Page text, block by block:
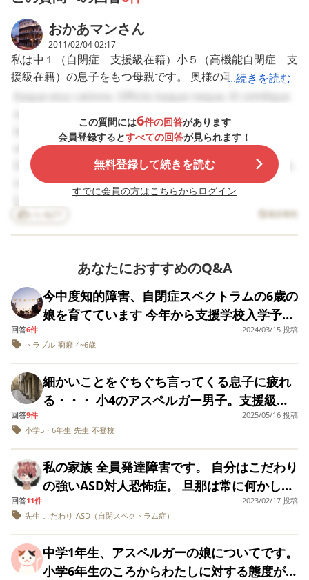
り、その他何もかも
にネガティブな話ば
かりです。まあ疲れ
ているんだろうと様
子を見ていますが、
ここ数年、自動車を
運転しているとき
タしていたら「あぶ
ぞ！」とか、歩いて
いるお年寄りを見る
と「歳よりなんか早
く死んだらいいん
だ、金の無駄なんだ
よ」とか、ちょっと
ほしくない、という
か、あなたって怖
い、おかしくないこ
増えてきました。子
供立が時々口調をま
ねるようになり、止
めてほしいのですが
そういう話になる
と、おれはどうせ役
になたないんだろ
う、とか死んだほう
がましだ、とか、俺
がこんなに忙しい思
いをしているのに、
非難ばかりされて俺
っていったいなんな
んだろう とか、話
し合いになりませ
ん。 忙しいのは確か
なので、帰ってきて
家が散らかっていた
り子供が騒いでいる
とイライラするのも
わかります。けど子
て 何もない休みの
日は自分の部屋でひ
とりずっとテレビを
見ている夫をみると
クと極度の緊張状態
が来たり…好きで行
辞めたいと言い出し
たり…本当に応援し
て支えきれなくなっ
てしまうのでは…と
私自身が不安になっ
てしまうほど 毎日泣
き言に体調不良を訴
えて来てました。そ
このひと月は泣き言
に励んでいます。落
に…苦笑いされ、
応してますよ…」と
言われた時に、手に
負えないというの
か、関わりたくない
ような雰囲気を感じ
ましたが、本人も頑
と話して電話を終え
ました。息子に、部
活の顧問と話をした
と電話で伝え、体調
待機と言われた事を
本人にも確認した
ら、うん、行かない
よ。と話してくれま
は二人いて、もう1人
お父さんもアスペル
ガーで、でも学校の
校長先生をしてい
た。だからやれば出
おかあマンさん
2011/02/04 02:17
私は中１（自閉症 支援級在籍）小５（高機能自閉症 支
援級在籍）の息子をもつ母親です。 奥様の事が、ご心配
なのですね。 書き込まれた内容と、私の経験から申し上
げます。 奥様は"うつ病”ではないでしょうか？ （専門家
ではありませんが、私自身も経験者です） Turbo-gogoさ
んは、父親として一生懸命頑張ってこられたと思います。
運動会や発表会に参加されておられる。 娘さん達の”親”と
して代わりはないのですが、”父親”と”母親”では（当たり
前ですが）接する時間、視点、”親”としての経験が異なり
ます。 奥様は今まで、きっと辛い思いを抱えながらも、
頑張ってこられたのだと思います。家族の前では明るくし
自身が、無意識の内に頑張りすぎてしまったのではないで
しょうか？ 進学や進級を控えて、親も子も不安定になり
ます。 小学校の持ち上がりと言っても、中学校は（メン
バーが同じでも）全然違います。 また、持ち上がりだか
らこその悩み（保護者同士の付き合いなど）もあると思い
ます。 今の奥様は、心身共に疲れきってSOSを出されて
いるのだと思います。 心療内科か精神科の受診を、お勧
めします。 奥様が診察を拒まれるのでしたら、Turbo-
gogoさんが相談することも出来ると思います。 奥様に
は、休息が必要だと思います。 確かに、障がいとは、こ
れから先も続きます。でも、永く向き合うためにも休息が
必要だと思います。 （私自身"うつ症状”が酷く、二度入院
しました。でも、その時の休息のおかげで、今では元気に
息子達に向き合えます） また、立ち寄らせて下さい（＾
ｖ＾）
...続きを読む
Itaque eius ratione. Officiis itaque neque. Et similique
sed. Alias dignissimos harum. Rem consequatur
laboriosam. Nihil voluptatem ut. Adipisci delectus
vero. Id et assumenda. In quis et. Tempore quis est.
Dignissimos velit est. Minima quod ut. Pariatur officiis
nobis. Id illum ipsum. Deserunt voluptatem error.
Consequatur voluptas quia. Placeat dolor dolorem.
Amet a maxime. Iusto ipsa ullam. Iusto nesciunt
dolores. Et modi quidem. Repellat et id. Assumenda
minus blanditiis. Iure accusamus sunt. Reiciendis
culpa magni. Ut illo odio. Consectetur est dolor.
Provident incidunt est.
この質問には6件の回答があります
会員登録するとすべての回答が見られます！
無料登録して続きを読む
すでに会員の方はこちらからログイン
いいね 違反報告
あなたにおすすめのQ&A
今中度知的障害、自閉症スペクトラムの6歳の
娘を育てています 今年から支援学校入学予定
があると癇癪 声のボリュームがデカい 何度も
今は叩いてしまうことが増えました 私自身今
隣人トラブルで悩みを抱えており それも相ま
ってか毎日へとへと 娘を育てたくありません
施設へ入れたいですが そういう施設ってあり
ますでしょうか？
回答6件
2024/03/15 投稿
トラブル 癇癪 4~6歳
細かいことをぐちぐち言ってくる息子に疲れ
る・・・ 小4のアスペルガー男子。支援級在
籍ですが、とにかく学校での愚痴が止まりま
せん。 最近はある男子が言ってくることにい
「●●君が、僕の家が火事になるって言ってき
て嫌だった」 「●●君に、お化けが僕のことを
食べにくると言われて嫌だった」等、ものす
ごくくだらないことです。 ●●君は少し幼いの
ですが、よく話す子で、大人から見ると、と
ても可愛らしい、純粋なお子さんで、私は好
回答9件
2025/05/16 投稿
小学5・6年生 先生 不登校
私の家族 全員発達障害です。 自分はこだわり
の強いASD対人恐怖症。 旦那は常に何かして
ないと死んでしまうADHD。お互い健常者を
偽って学生時代を乗り越え仕事先で結婚。2人
で悩みました。上の子はもう20歳で周りの環
回答11件
2023/02/17 投稿
先生 こだわり ASD（自閉スペクトラム症）
中学1年生、アスペルガーの娘についてです。
小学6年生のころからわたしに対する態度がツ